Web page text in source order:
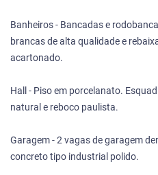
Banheiros - Bancadas e
brancas de alta qualidade e
acartonado.
Hall - Piso em porcelanato.
natural e reboco paulista.
Garagem - 2 vagas de garagem
concreto tipo industrial polido.